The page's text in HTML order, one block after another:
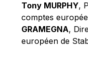
Richard
Robert
Robert
Tony MURPHY,
comptes
GRAMEGNA,
européen de